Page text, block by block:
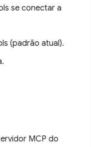
se conectar a
(padrão atual).
MCP do